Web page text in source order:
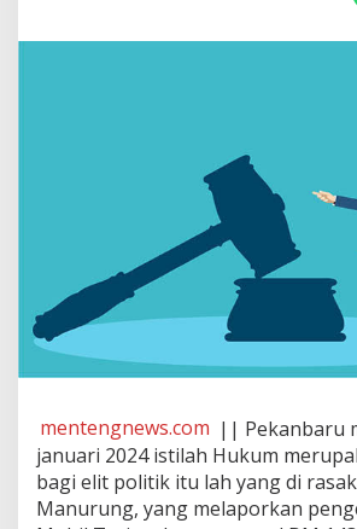
A
M
A
A
G
L
I
T
P
O
mentengnews.com || Pekanbaru
januari 2024 istilah Hukum
bagi elit politik itu lah yang di
Manurung, yang melaporkan